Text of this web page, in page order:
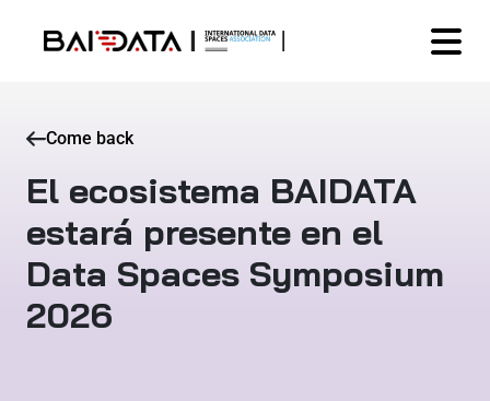
Come back
El ecosistema BAIDATA
estará presente en el
Data Spaces Symposium
2026